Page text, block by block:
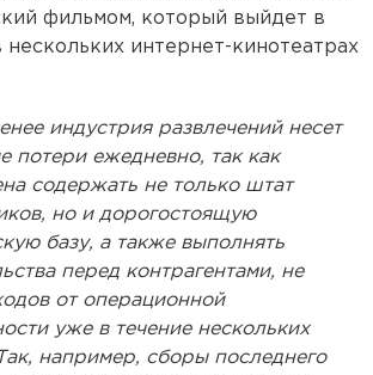
фильмом, который выйдет в
нескольких интернет-кинотеатрах
индустрия развлечений несет
потери ежедневно, так как
содержать не только штат
но и дорогостоящую
базу, а также выполнять
перед контрагентами, не
от операционной
уже в течение нескольких
например, сборы последнего